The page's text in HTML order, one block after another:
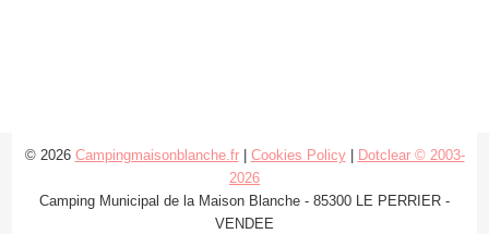
© 2026 Campingmaisonblanche.fr| Cookies Policy|
Dotclear © 2003-
2026
Camping Municipal de la Maison Blanche - 85300 LE PERRIER -
VENDEE